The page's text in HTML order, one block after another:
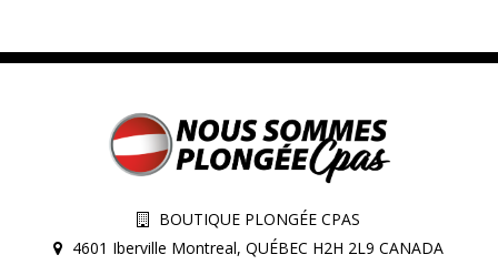
BOUTIQUE PLONGÉE CPAS
4601 Iberville Montreal, QUÉBEC H2H 2L9 CANADA